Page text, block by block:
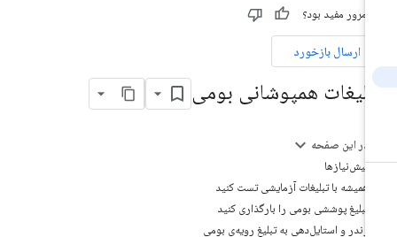
مرور مفید بود؟
ارسال بازخورد
همپوشانی بومی
در این صفحه
پیش‌نیازها
همیشه با تبلیغات آزمایشی تست کنید
تبلیغ پوششی بومی را بارگذاری کنید
رندر و استایل‌دهی به تبلیغ رویه‌ی بومی